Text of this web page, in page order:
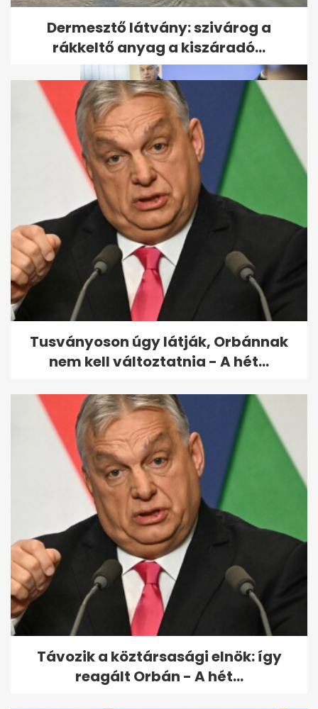
Orbán Viktor: Ez lesz
Magyarország történetének
legnagyobb...
Dermesztő látvány: szivárog a
rákkeltő anyag a kiszáradó...
Tusványoson úgy látják, Orbánnak
nem kell változtatnia - A hét...
Távozik a köztársasági elnök: így
reagált Orbán - A hét...